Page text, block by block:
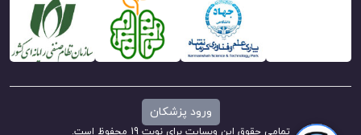
ورود پزشکان
تمامی حقوق این وبسایت برای نوبت 19 محفوظ است.